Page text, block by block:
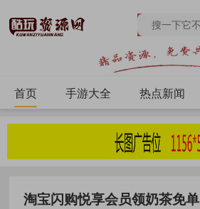
首页 手游大全 热点新闻
淘宝闪购悦享会员领奶茶免单